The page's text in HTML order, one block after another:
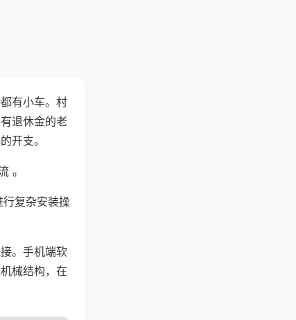
有小车。村
退休金的老
开支。
。
复杂安装操
。手机端软
械结构，在